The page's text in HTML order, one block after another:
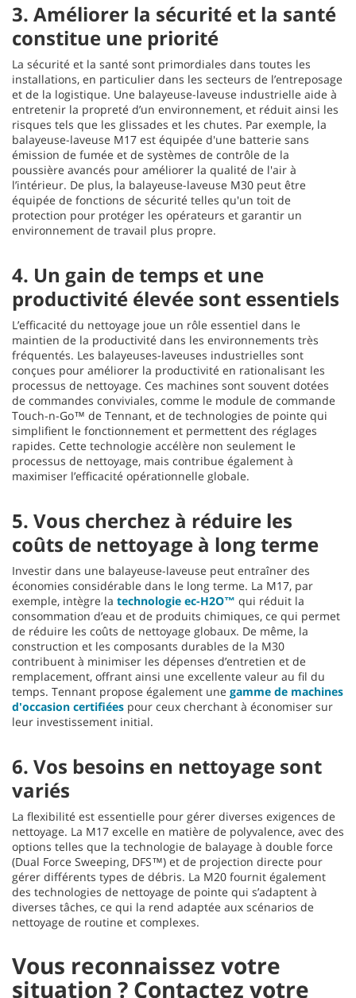
3. Améliorer la sécurité et la santé
constitue une priorité
La sécurité et la santé sont primordiales dans toutes les
installations, en particulier dans les secteurs de l’entreposage
et de la logistique. Une balayeuse-laveuse industrielle aide à
entretenir la propreté d’un environnement, et réduit ainsi les
risques tels que les glissades et les chutes. Par exemple, la
balayeuse-laveuse M17 est équipée d'une batterie sans
émission de fumée et de systèmes de contrôle de la
poussière avancés pour améliorer la qualité de l'air à
l’intérieur. De plus, la balayeuse-laveuse M30 peut être
équipée de fonctions de sécurité telles qu'un toit de
protection pour protéger les opérateurs et garantir un
environnement de travail plus propre.
4. Un gain de temps et une
productivité élevée sont essentiels
L’efficacité du nettoyage joue un rôle essentiel dans le
maintien de la productivité dans les environnements très
fréquentés. Les balayeuses-laveuses industrielles sont
conçues pour améliorer la productivité en rationalisant les
processus de nettoyage. Ces machines sont souvent dotées
de commandes conviviales, comme le module de commande
Touch-n-Go™ de Tennant, et de technologies de pointe qui
simplifient le fonctionnement et permettent des réglages
rapides. Cette technologie accélère non seulement le
processus de nettoyage, mais contribue également à
maximiser l’efficacité opérationnelle globale.
5. Vous cherchez à réduire les
coûts de nettoyage à long terme
Investir dans une balayeuse-laveuse peut entraîner des
économies considérable dans le long terme. La M17, par
exemple, intègre la technologie ec-H2O™ qui réduit la
consommation d’eau et de produits chimiques, ce qui permet
de réduire les coûts de nettoyage globaux. De même, la
construction et les composants durables de la M30
contribuent à minimiser les dépenses d’entretien et de
remplacement, offrant ainsi une excellente valeur au fil du
temps. Tennant propose également une gamme de machines
d'occasion certifiées pour ceux cherchant à économiser sur
leur investissement initial.
6. Vos besoins en nettoyage sont
variés
La flexibilité est essentielle pour gérer diverses exigences de
nettoyage. La M17 excelle en matière de polyvalence, avec des
options telles que la technologie de balayage à double force
(Dual Force Sweeping, DFS™) et de projection directe pour
gérer différents types de débris. La M20 fournit également
des technologies de nettoyage de pointe qui s’adaptent à
diverses tâches, ce qui la rend adaptée aux scénarios de
nettoyage de routine et complexes.
Vous reconnaissez votre
situation ? Contactez votre